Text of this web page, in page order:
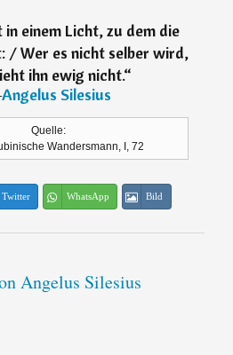
einem Licht, zu dem die
/ Wer es nicht selber wird,
ihn ewig nicht.“
Angelus Silesius
Quelle:
Wandersmann, I, 72
Twitter WhatsApp Bild
Angelus Silesius